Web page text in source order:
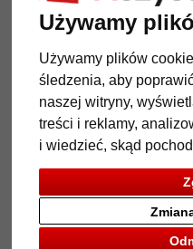
Używamy
Używamy plików
śledzenia, aby
naszej witryny,
treści i reklamy,
i wiedzieć, skąd
Multiramka
25x35 cm -